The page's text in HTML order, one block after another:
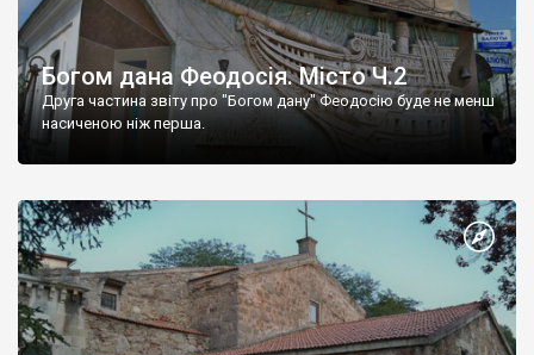
Богом дана Феодосія. Місто Ч.2
Друга частина звіту про "Богом дану" Феодосію буде не менш
насиченою ніж перша.